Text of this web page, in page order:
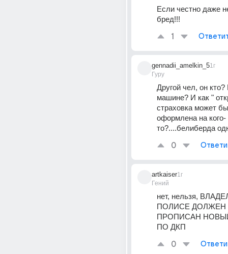
Если честно даже
бред!!!
1
gennadii_amelkin_5
Гуру
1г
Другой чел, он
машине? И как "
страховка может
оформлена на кого-
то?....белиберда
0
artkaiser
Гений
1г
нет, нельзя,
ПОЛИСЕ ДОЛЖЕН
ПРОПИСАН
ПО ДКП
0